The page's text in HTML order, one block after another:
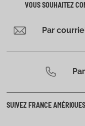
VOUS SOUHAITEZ
Par
SUIVEZ FRANCE